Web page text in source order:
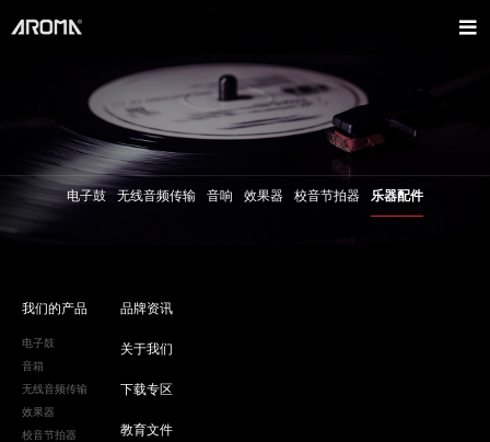
电子鼓 无线音频传输 音响 效果器 校音节拍器 乐器配件
我们的产品
电子鼓
音箱
无线音频传输
效果器
校音节拍器
品牌资讯
关于我们
下载专区
教育文件